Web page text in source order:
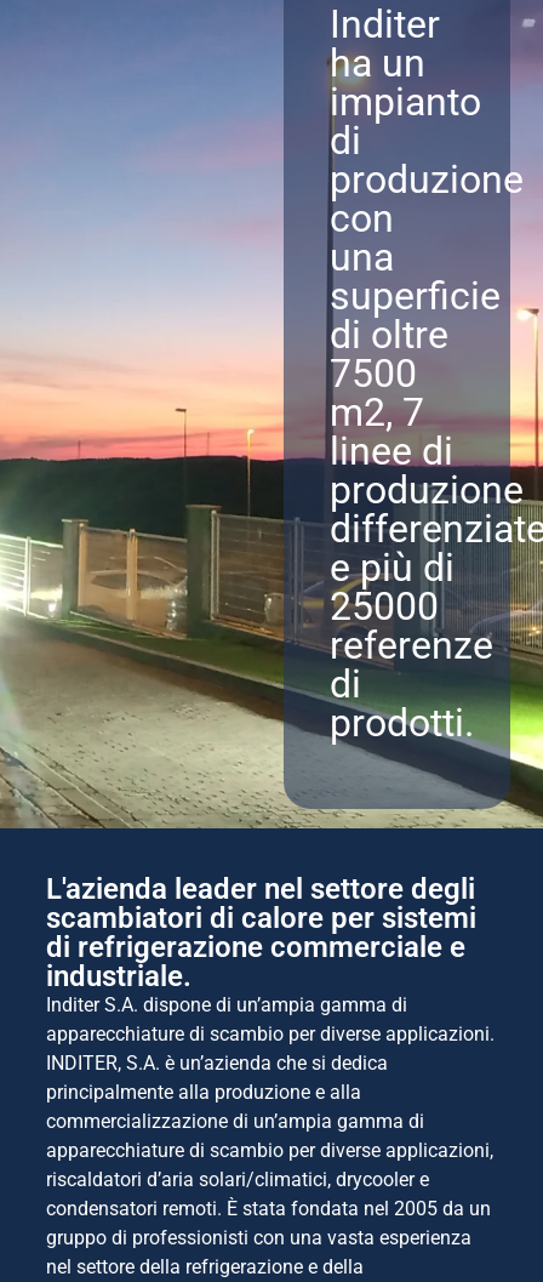
Inditer
ha un
impianto
di
produzione
con
una
superficie
di oltre
7500
m2, 7
linee di
produzione
e più di
25000
referenze
di
prodotti.
L'azienda leader nel settore degli
scambiatori di calore per sistemi
di refrigerazione commerciale e
industriale.
Inditer S.A. dispone di un’ampia gamma di
apparecchiature di scambio per diverse applicazioni.
INDITER, S.A. è un’azienda che si dedica
principalmente alla produzione e alla
commercializzazione di un’ampia gamma di
apparecchiature di scambio per diverse applicazioni,
riscaldatori d’aria solari/climatici, drycooler e
condensatori remoti. È stata fondata nel 2005 da un
gruppo di professionisti con una vasta esperienza
nel settore della refrigerazione e della